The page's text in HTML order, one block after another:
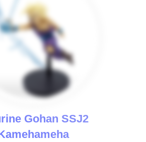
Gohan SSJ2